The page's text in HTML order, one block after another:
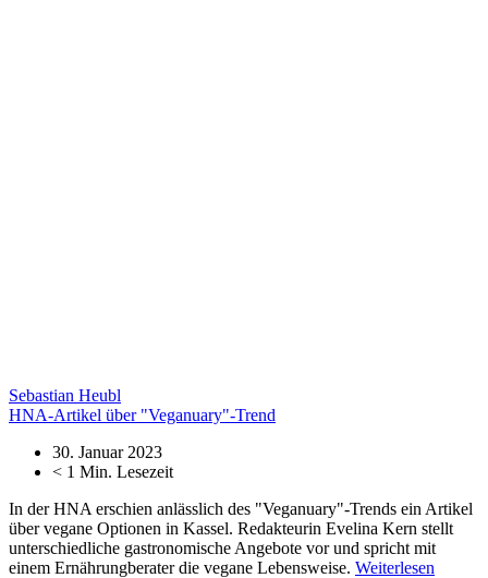
Sebastian Heubl
HNA-Artikel über "Veganuary"-Trend
30. Januar 2023
< 1 Min. Lesezeit
In der HNA erschien anlässlich des "Veganuary"-Trends ein Artikel
über vegane Optionen in Kassel. Redakteurin Evelina Kern stellt
unterschiedliche gastronomische Angebote vor und spricht mit
einem Ernährungberater die vegane Lebensweise. Weiterlesen